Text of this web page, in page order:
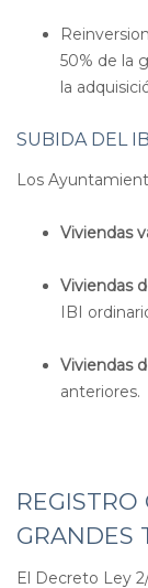
50% de la
la
SUBIDA DEL
Los
Viviendas
Viviendas
IBI
Viviendas
anteriores.
GRANDES
El Decreto Ley